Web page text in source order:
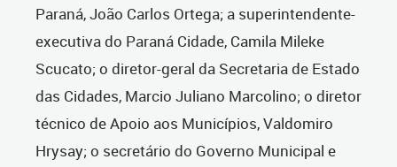
Paraná, João Carlos Ortega; a superintendente-
executiva do Paraná Cidade, Camila Mileke
Scucato; o diretor-geral da Secretaria de Estado
das Cidades, Marcio Juliano Marcolino; o diretor
técnico de Apoio aos Municípios, Valdomiro
Hrysay; o secretário do Governo Municipal e